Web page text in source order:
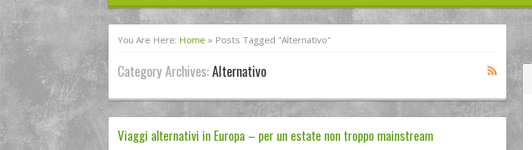
You Are Here: Home » Posts Tagged "alternativo"
Category Archives:Alternativo
Viaggi alternativi in Europa – per un estate non troppo mainstream